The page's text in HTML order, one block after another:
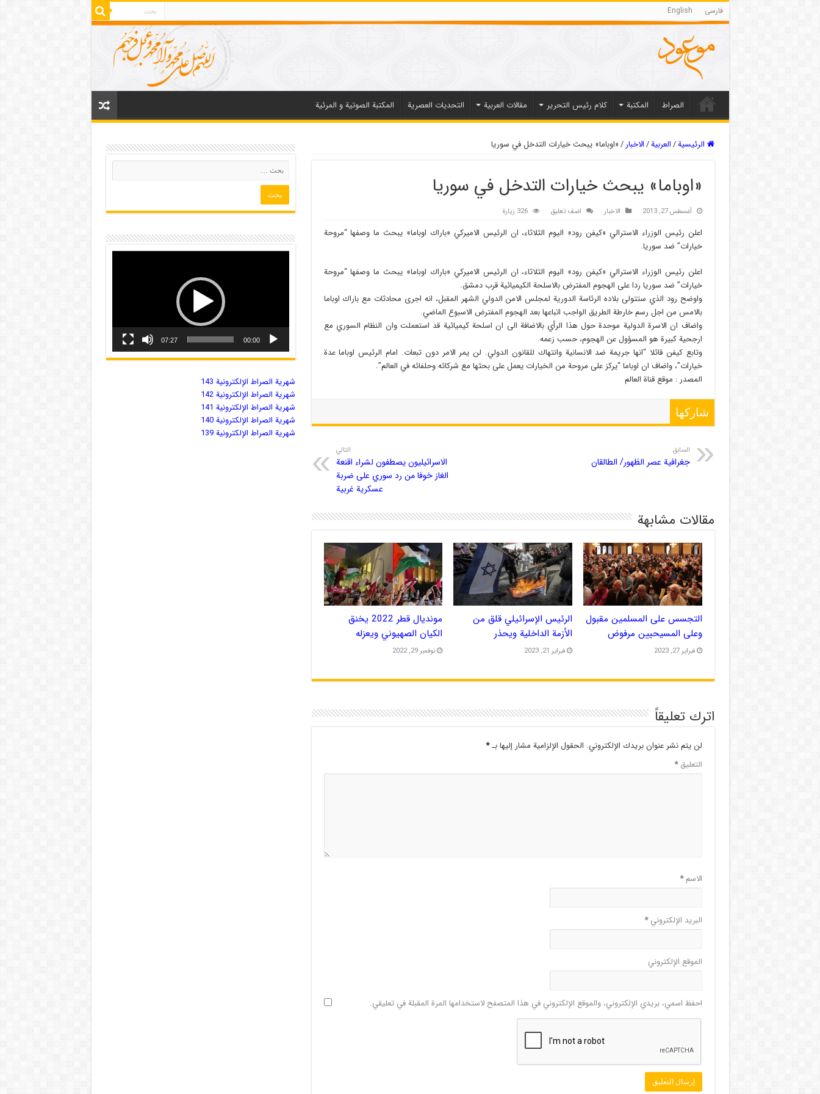
فارسی English
الصراط المکتبة كلام رئيس التحرير مقالات العربیة التحديات العصرية المكتبة الصوتية و المرئية
الرئيسية/العربیة/الاخبار /«اوباما» يبحث خيارات التدخل في سوريا
«اوباما» يبحث خيارات التدخل في سوريا
أغسطس 27, 2013 الاخبار اضف تعليق 326 زيارة
اعلن رئيس الوزراء الاسترالي «كيفن رود» اليوم الثلاثاء، ان الرئيس الاميركي «باراك اوباما» يبحث ما وصفها “مروحة
خيارات” ضد سوريا.
اعلن رئيس الوزراء الاسترالي «كيفن رود» اليوم الثلاثاء، ان الرئيس الاميركي «باراك اوباما» يبحث ما وصفها “مروحة
خيارات” ضد سوريا ردا على الهجوم المفترض بالاسلحة الكيميائية قرب دمشق.
واوضح رود الذي ستتولى بلاده الرئاسة الدورية لمجلس الامن الدولي الشهر المقبل، انه اجرى محادثات مع باراك اوباما
بالامس من اجل رسم خارطة الطريق الواجب اتباعها بعد الهجوم المفترض الاسبوع الماضي.
واضاف ان الاسرة الدولية موحدة حول هذا الرأي بالاضافة الى ان اسلحة كيميائية قد استعملت وان النظام السوري مع
ارجحية كبيرة هو المسؤول عن الهجوم، حسب زعمه.
وتابع كيفن قائلا “انها جريمة ضد الانسانية وانتهاك للقانون الدولي. لن يمر الامر دون تبعات. امام الرئيس اوباما عدة
خيارات”، واضاف ان اوباما “يركز على مروحة من الخيارات يعمل على بحثها مع شركائه وحلفائه في العالم”.
المصدر : موقع قناة العالم
شاركها
السابق
جغرافية عصر الظهور/ الطالقان
التالي
الاسرائيليون يصطفون لشراء اقنعة
الغاز خوفا من رد سوري على ضربة
عسكرية غربية
مقالات مشابهة
التجسس على المسلمين مقبول
وعلى المسيحيين مرفوض
فبراير 27, 2023
الرئيس الإسرائيلي قلق من
الأزمة الداخلية ويحذر
فبراير 21, 2023
مونديال قطر 2022 يخنق
الكيان الصهيوني ويعزله
نوفمبر 29, 2022
اترك تعليقاً
لن يتم نشر عنوان بريدك الإلكتروني. الحقول الإلزامية مشار إليها بـ*
التعليق*
الاسم*
البريد الإلكتروني*
الموقع الإلكتروني
احفظ اسمي، بريدي الإلكتروني، والموقع الإلكتروني في هذا المتصفح لاستخدامها المرة المقبلة في تعليقي.
00:00
07:27
شهریة الصراط الإلكترونية 143
شهریة الصراط الإلكترونية 142
شهریة الصراط الإلكترونية 141
شهریة الصراط الإلكترونية 140
شهریة الصراط الإلكترونية 139